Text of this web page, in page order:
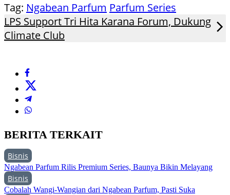
Tag: Ngabean Parfum Parfum Series
LPS Support Tri Hita Karana Forum, Dukung
Climate Club
BERITA TERKAIT
Bisnis
Ngabean Parfum Rilis Premium Series, Baunya Bikin Melayang
Bisnis
Cobalah Wangi-Wangian dari Ngabean Parfum, Pasti Suka